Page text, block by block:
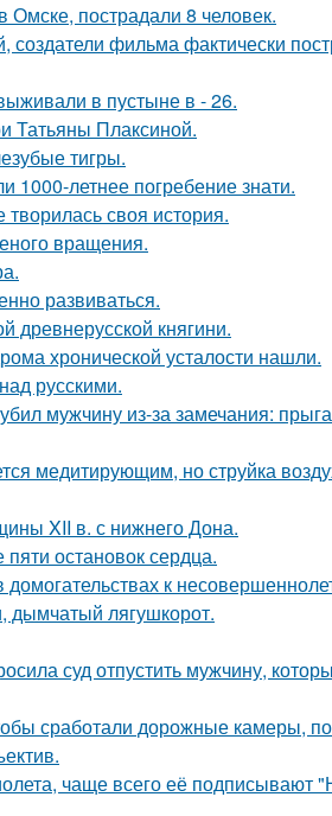
пострадали 8 человек.
создатели фильма фактически
в пустыне в - 26.
Татьяны Плаксиной.
тигры.
1000-летнее погребение знати.
своя история.
вращения.
развиваться.
древнерусской княгини.
хронической усталости нашли.
русскими.
мужчину из-за замечания:
медитирующим, но струйка
XII в. с нижнего Дона.
остановок сердца.
к
дымчатый лягушкорот.
суд отпустить мужчину,
сработали дорожные камеры,
чаще всего её подписывают